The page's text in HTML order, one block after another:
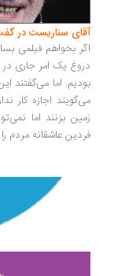
آقای سناریست در
اگر بخواهم فیلمی
دروغ یک امر جاری
بودیم. اما می‌گفتند
می‌گویند اجازه کار
زمین بزنند اما
فردین عاشقانه